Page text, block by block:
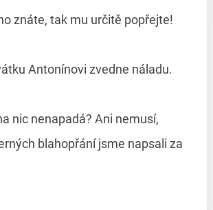
znáte, tak mu určitě popřejte!
Antonínovi zvedne náladu.
nic nenapadá? Ani nemusí,
blahopřání jsme napsali za